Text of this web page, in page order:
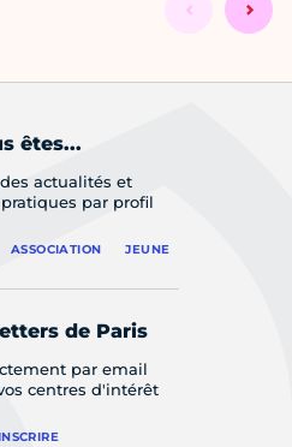
êtes...
actualités et
par profil
ASSOCIATION JEUNE
de Paris
par email
centres d'intérêt